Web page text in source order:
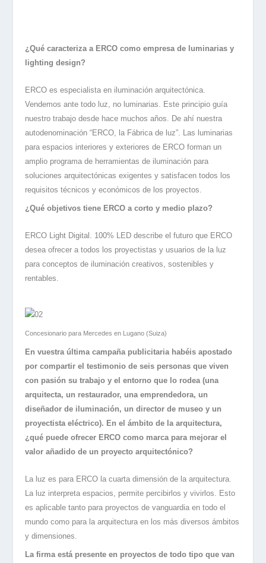
¿Qué caracteriza a ERCO como empresa de luminarias y
lighting design?
ERCO es especialista en iluminación arquitectónica.
Vendemos ante todo luz, no luminarias. Este principio guía
nuestro trabajo desde hace muchos años. De ahí nuestra
autodenominación “ERCO, la Fábrica de luz”. Las luminarias
para espacios interiores y exteriores de ERCO forman un
amplio programa de herramientas de iluminación para
soluciones arquitectónicas exigentes y satisfacen todos los
requisitos técnicos y económicos de los proyectos.
¿Qué objetivos tiene ERCO a corto y medio plazo?
ERCO Light Digital. 100% LED describe el futuro que ERCO
desea ofrecer a todos los proyectistas y usuarios de la luz
para conceptos de iluminación creativos, sostenibles y
rentables.
Concesionario para Mercedes en Lugano (Suiza)
En vuestra última campaña publicitaria habéis apostado
por compartir el testimonio de seis personas que viven
con pasión su trabajo y el entorno que lo rodea (una
arquitecta, un restaurador, una emprendedora, un
diseñador de iluminación, un director de museo y un
proyectista eléctrico). En el ámbito de la arquitectura,
¿qué puede ofrecer ERCO como marca para mejorar el
valor añadido de un proyecto arquitectónico?
La luz es para ERCO la cuarta dimensión de la arquitectura.
La luz interpreta espacios, permite percibirlos y vivirlos. Esto
es aplicable tanto para proyectos de vanguardia en todo el
mundo como para la arquitectura en los más diversos ámbitos
y dimensiones.
La firma está presente en proyectos de todo tipo que van